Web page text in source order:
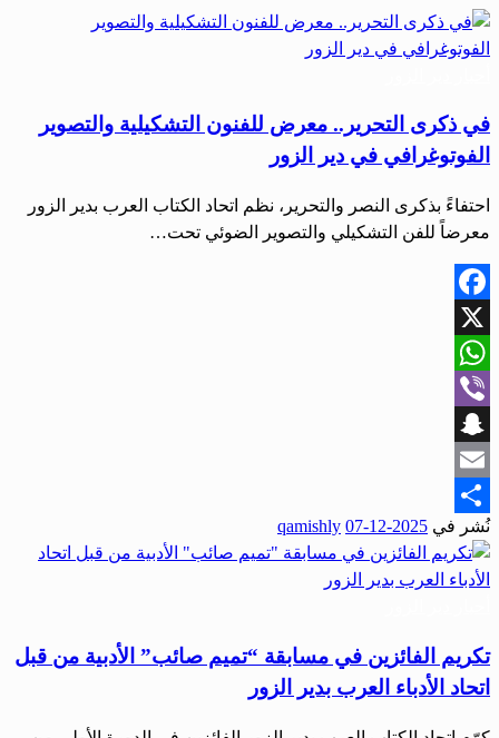
في ذكرى التحرير.. معرض للفنون التشكيلية والتصوير
الفوتوغرافي في دير الزور
احتفاءً بذكرى النصر والتحرير، نظم اتحاد الكتاب العرب بدير الزور
معرضاً للفن التشكيلي والتصوير الضوئي تحت…
Facebook
X
WhatsApp
Viber
Snapchat
Email
Share
نُشر في 2025-12-07
qamishly
تكريم الفائزين في مسابقة “تميم صائب” الأدبية من قبل
اتحاد الأدباء العرب بدير الزور